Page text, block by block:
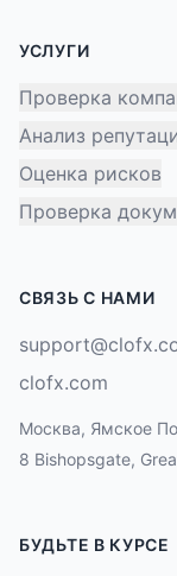
УСЛУГИ
Проверка
Анализ
Оценка рисков
Проверка
СВЯЗЬ С НАМИ
clofx.com
Москва, Ямское
8 Bishopsgate,
БУДЬТЕ В КУРСЕ